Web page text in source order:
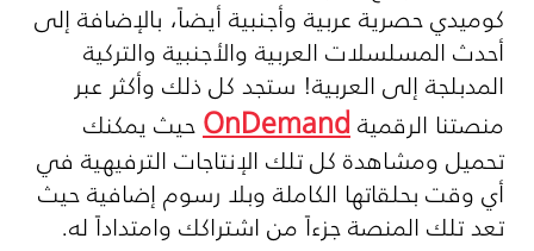
كوميدي حصرية عربية وأجنبية أيضاً، بالإضافة إلى
أحدث المسلسلات العربية والأجنبية والتركية
المدبلجة إلى العربية! ستجد كل ذلك وأكثر عبر
منصتنا الرقميةOnDemandحيث يمكنك
تحميل ومشاهدة كل تلك الإنتاجات الترفيهية في
أي وقت بحلقاتها الكاملة وبلا رسوم إضافية حيث
تعد تلك المنصة جزءاً من اشتراكك وامتداداً له.